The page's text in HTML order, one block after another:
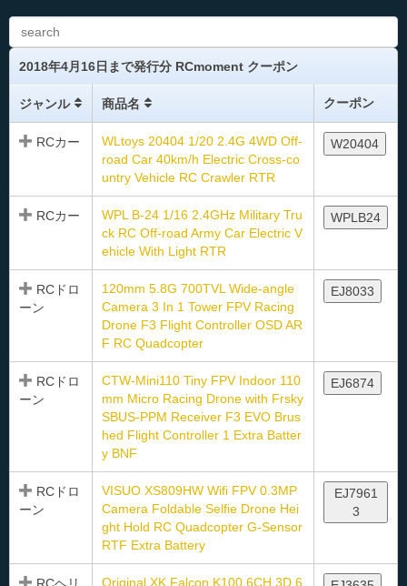
2018年4月16日まで発行分 RCmoment クーポン
ジャンル 商品名 クーポン
RCカー
WLtoys 20404 1/20 2.4G 4WD Off-
road Car 40km/h Electric Cross-co
untry Vehicle RC Crawler RTR
W20404
RCカー
WPL B-24 1/16 2.4GHz Military Tru
ck RC Off-road Army Car Electric V
ehicle With Light RTR
WPLB24
RCドロ
ーン
120mm 5.8G 700TVL Wide-angle
Camera 3 In 1 Tower FPV Racing
Drone F3 Flight Controller OSD AR
F RC Quadcopter
EJ8033
RCドロ
ーン
CTW-Mini110 Tiny FPV Indoor 110
mm Micro Racing Drone with Frsky
SBUS-PPM Receiver F3 EVO Brus
hed Flight Controller 1 Extra Batter
y BNF
EJ6874
RCドロ
ーン
VISUO XS809HW Wifi FPV 0.3MP
Camera Foldable Selfie Drone Hei
ght Hold RC Quadcopter G-Sensor
RTF Extra Battery
EJ7961
3
Original XK Falcon K100 6CH 3D 6